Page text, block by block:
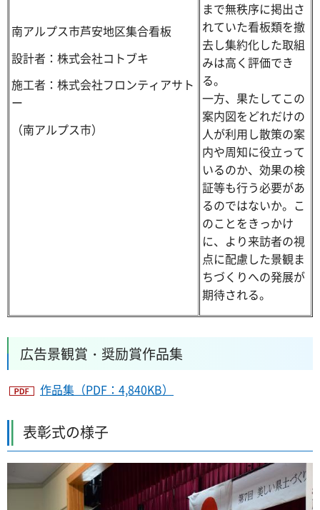
南アルプス市芦安地区集合看板
設計者：株式会社コトブキ
施工者：株式会社フロンティアサト
ー
（南アルプス市）
まで無秩序に掲出さ
れていた看板類を撤
去し集約化した取組
みは高く評価でき
る。
一方、果たしてこの
案内図をどれだけの
人が利用し散策の案
内や周知に役立って
いるのか、効果の検
証等も行う必要があ
るのではないか。こ
のことをきっかけ
に、より来訪者の視
点に配慮した景観ま
ちづくりへの発展が
期待される。
広告景観賞・奨励賞作品集
作品集（PDF：4,840KB）
表彰式の様子